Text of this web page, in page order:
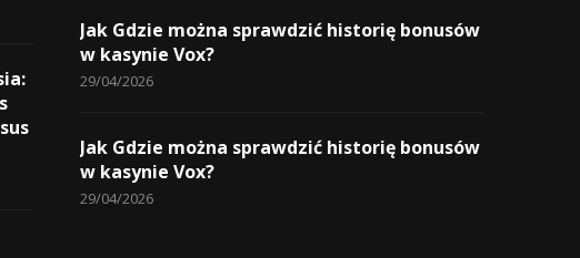
Jak Gdzie można sprawdzić historię bonusów
w kasynie Vox?
29/04/2026
Jak Gdzie można sprawdzić historię bonusów
w kasynie Vox?
29/04/2026